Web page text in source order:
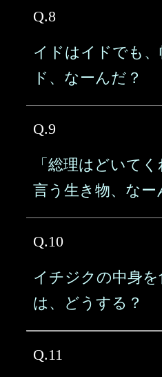
Q.8
イドはイドでも、
ド、なーんだ？
Q.9
「総理はどいて
言う生き物、なー
Q.10
イチジクの中身を
は、どうする？
Q.11